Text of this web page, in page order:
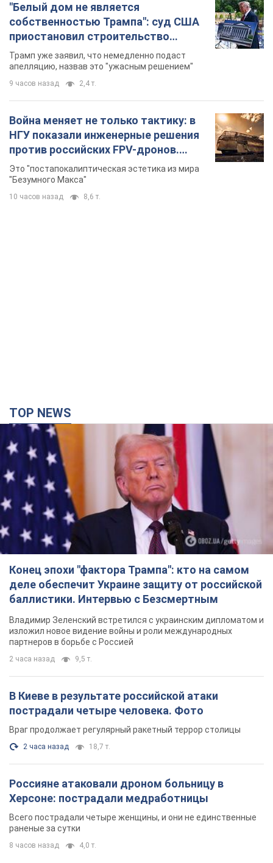
"Белый дом не является
собственностью Трампа": суд США
приостановил строительство
бального зала стоимостью 400 млн
долларов
Трамп уже заявил, что немедленно подаст
апелляцию, назвав это "ужасным решением"
9 часов назад 2,4 т.
Война меняет не только тактику: в
НГУ показали инженерные решения
против российских FPV-дронов.
Фото
Это "постапокалиптическая эстетика из мира
"Безумного Макса"
10 часов назад 8,6 т.
TOP NEWS
Конец эпохи "фактора Трампа": кто на самом
деле обеспечит Украине защиту от российской
баллистики. Интервью с Безсмертным
Владимир Зеленский встретился с украинским дипломатом и
изложил новое видение войны и роли международных
партнеров в борьбе с Россией
2 часа назад 9,5 т.
В Киеве в результате российской атаки
пострадали четыре человека. Фото
Враг продолжает регулярный ракетный террор столицы
2 часа назад 18,7 т.
Россияне атаковали дроном больницу в
Херсоне: пострадали медработницы
Всего пострадали четыре женщины, и они не единственные
раненые за сутки
8 часов назад 4,0 т.